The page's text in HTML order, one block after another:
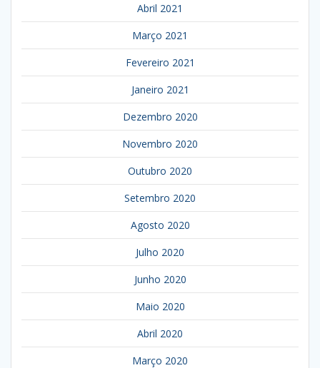
Abril 2021
Março 2021
Fevereiro 2021
Janeiro 2021
Dezembro 2020
Novembro 2020
Outubro 2020
Setembro 2020
Agosto 2020
Julho 2020
Junho 2020
Maio 2020
Abril 2020
Março 2020